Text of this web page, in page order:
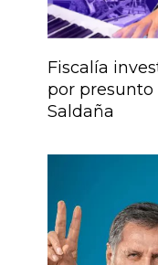
Fiscalía
por
Saldaña